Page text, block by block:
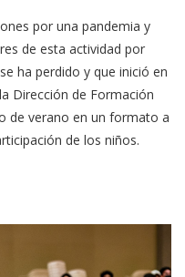
por una pandemia y
de esta actividad por
ha perdido y que inició en
Dirección de Formación
de verano en un formato a
de los niños.